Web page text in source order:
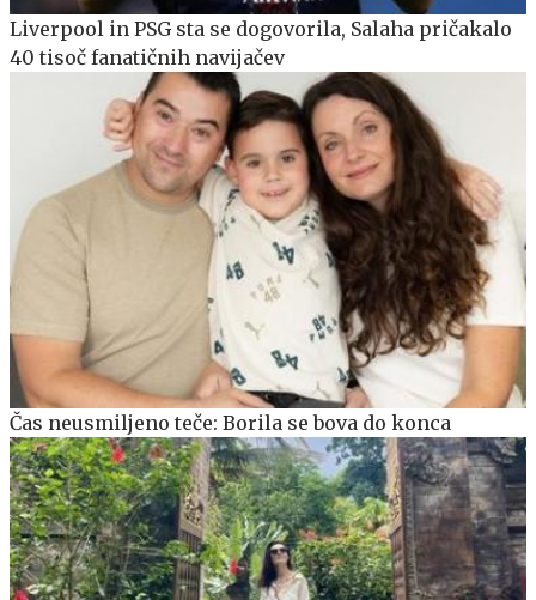
Liverpool in PSG sta se dogovorila, Salaha pričakalo
40 tisoč fanatičnih navijačev
Čas neusmiljeno teče: Borila se bova do konca